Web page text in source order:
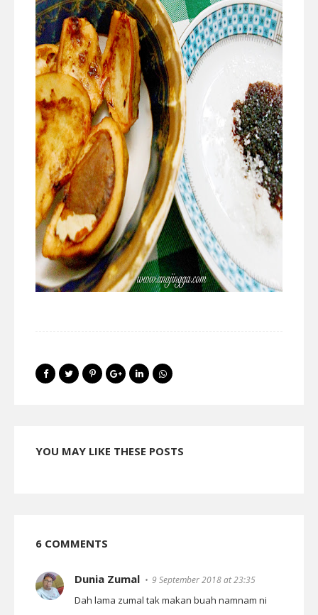
YOU MAY LIKE THESE POSTS
6 COMMENTS
Dunia Zumal 9 September 2018 at 23:35
Dah lama zumal tak makan buah namnam ni